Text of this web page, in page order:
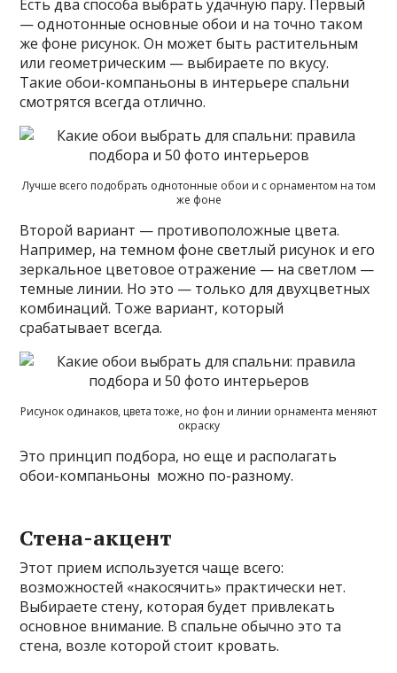
Есть два способа выбрать удачную пару. Первый
— однотонные основные обои и на точно таком
же фоне рисунок. Он может быть растительным
или геометрическим — выбираете по вкусу.
Такие обои-компаньоны в интерьере спальни
смотрятся всегда отлично.
Лучше всего подобрать однотонные обои и с орнаментом на том
же фоне
Второй вариант — противоположные цвета.
Например, на темном фоне светлый рисунок и его
зеркальное цветовое отражение — на светлом —
темные линии. Но это — только для двухцветных
комбинаций. Тоже вариант, который
срабатывает всегда.
Рисунок одинаков, цвета тоже, но фон и линии орнамента меняют
окраску
Это принцип подбора, но еще и располагать
обои-компаньоны можно по-разному.
Стена-акцент
Этот прием используется чаще всего:
возможностей «накосячить» практически нет.
Выбираете стену, которая будет привлекать
основное внимание. В спальне обычно это та
стена, возле которой стоит кровать.